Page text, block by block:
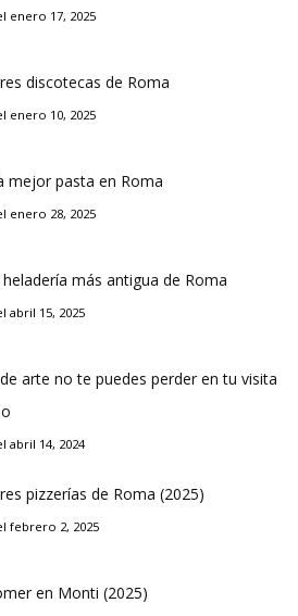
enero 17, 2025
discotecas de Roma
enero 10, 2025
mejor pasta en Roma
enero 28, 2025
más antigua de Roma
abril 15, 2025
arte no te puedes perder en tu visita
abril 14, 2024
pizzerías de Roma (2025)
febrero 2, 2025
en Monti (2025)